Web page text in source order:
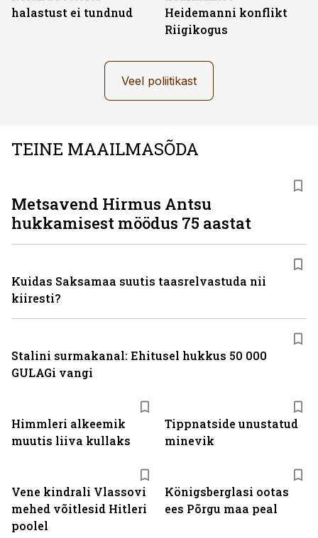
halastust ei tundnud
Heidemanni konflikt
Riigikogus
Veel poliitikast
TEINE MAAILMASÕDA
Himmleri alkeemik
muutis liiva kullaks
Tippnatside unustatud
minevik
Vene kindrali Vlassovi
mehed võitlesid Hitleri
poolel
Königsberglasi ootas
ees Põrgu maa peal
Metsavend Hirmus Antsu
hukkamisest möödus 75 aastat
Kuidas Saksamaa suutis taasrelvastuda nii
kiiresti?
Stalini surmakanal: Ehitusel hukkus 50 000
GULAGi vangi